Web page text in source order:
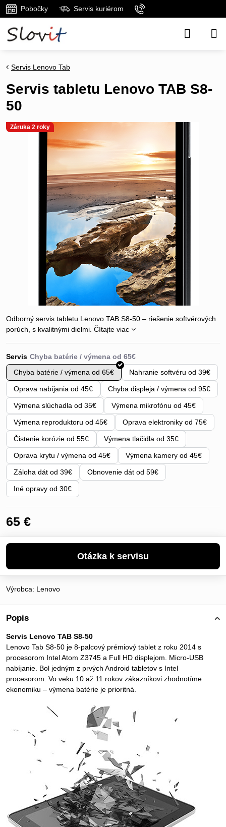
Pobočky Servis kuriérom
Záruka 2 roky
Servis Lenovo Tab
Servis tabletu Lenovo TAB S8-
50
Odborný servis tabletu Lenovo TAB S8-50 – riešenie softvérových
porúch, s kvalitnými dielmi. Čítajte viac
Servis
Chyba batérie / výmena od 65€
Nahranie softvéru od 39€
Oprava nabíjania od 45€ Chyba displeja / výmena od 95€
Výmena slúchadla od 35€ Výmena mikrofónu od 45€
Výmena reproduktoru od 45€ Oprava elektroniky od 75€
Čistenie korózie od 55€ Výmena tlačidla od 35€
Oprava krytu / výmena od 45€ Výmena kamery od 45€
Záloha dát od 39€ Obnovenie dát od 59€
Iné opravy od 30€
65 €
Výrobca: Lenovo
Popis
Servis Lenovo TAB S8-50
Lenovo Tab S8-50 je 8-palcový prémiový tablet z roku 2014 s
procesorom Intel Atom Z3745 a Full HD displejom. Micro-USB
nabíjanie. Bol jedným z prvých Android tabletov s Intel
procesorom. Vo veku 10 až 11 rokov zákazníkovi zhodnotíme
ekonomiku – výmena batérie je prioritná.